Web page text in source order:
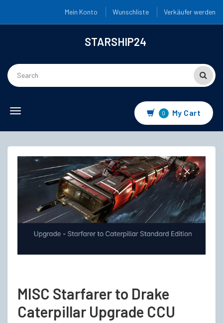
Mein Konto Wunschliste Verkäufer werden
STARSHIP24
Toggle
0 My Cart
MISC Starfarer to Drake
Caterpillar Upgrade CCU